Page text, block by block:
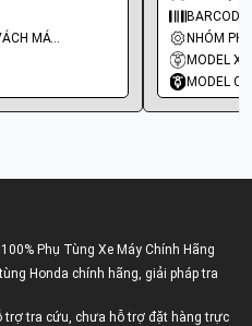
NHÓM PHỤ TÙNG: LỐC MÁY -VÁCH MÁY - GIOĂNG MÁY
MODEL
MODEL
Phụ Tùng Xe Máy Chính Hãng
Honda chính hãng, giải pháp tra
trợ tra cứu, chưa hỗ trợ đặt hàng trực